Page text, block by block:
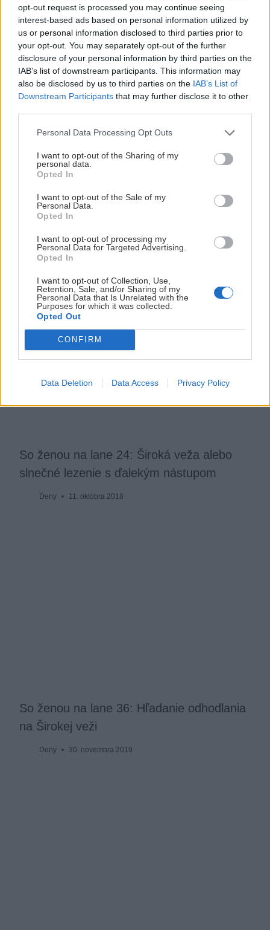
opt-out request is processed you may continue seeing
interest-based ads based on personal information utilized by
us or personal information disclosed to third parties prior to
your opt-out. You may separately opt-out of the further
disclosure of your personal information by third parties on the
IAB’s list of downstream participants. This information may
also be disclosed by us to third parties on the IAB’s List of
Downstream Participants that may further disclose it to other
Personal Data Processing Opt Outs
I want to opt-out of the Sharing of my
personal data.
Opted In
I want to opt-out of the Sale of my
Personal Data.
Opted In
I want to opt-out of processing my
Personal Data for Targeted Advertising.
Opted In
I want to opt-out of Collection, Use,
Retention, Sale, and/or Sharing of my
Personal Data that Is Unrelated with the
Purposes for which it was collected.
Opted Out
CONFIRM
Data Deletion Data Access Privacy Policy
Sväteničky plné vody a narovnanie
Motykovej cesty na Širokej veži
Robo 2. októbra 2017
So ženou na lane 24: Široká veža alebo
slnečné lezenie s ďalekým nástupom
Deny 11. októbra 2018
So ženou na lane 36: Hľadanie odhodlania
na Širokej veži
Deny 30. novembra 2019